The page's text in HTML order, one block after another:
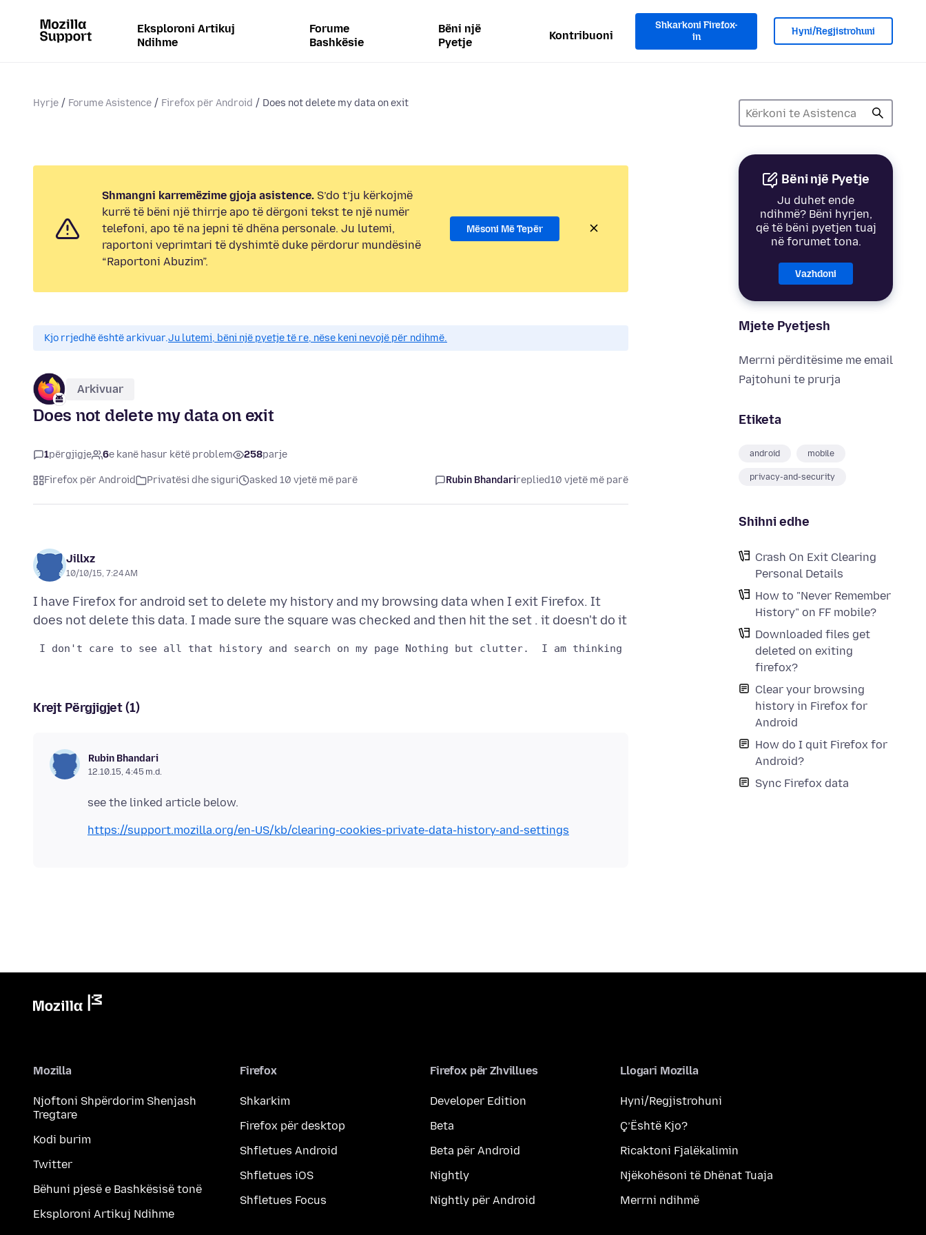
Eksploroni Artikuj
Ndihme
Forume
Bashkësie
Bëni një
Pyetje
Kontribuoni
Shkarkoni Firefox-
in
Hyni/Regjistrohuni
Hyrje Forume Asistence Firefox për Android Does not delete my data on exit
Bëni një Pyetje
Ju duhet ende
ndihmë? Bëni hyrjen,
që të bëni pyetjen tuaj
në forumet tona.
Vazhdoni
Mjete Pyetjesh
Merrni përditësime me email
Pajtohuni te prurja
Etiketa
android mobile
privacy-and-security
Shihni edhe
Crash On Exit Clearing
Personal Details
How to "Never Remember
History" on FF mobile?
Downloaded files get
deleted on exiting
firefox?
Clear your browsing
history in Firefox for
Android
How do I quit Firefox for
Android?
Sync Firefox data
Shmangni karremëzime gjoja asistence. S’do t’ju kërkojmë
kurrë të bëni një thirrje apo të dërgoni tekst te një numër
telefoni, apo të na jepni të dhëna personale. Ju lutemi,
raportoni veprimtari të dyshimtë duke përdorur mundësinë
“Raportoni Abuzim”.
Mësoni Më Tepër
Kjo rrjedhë është arkivuar.Ju lutemi, bëni një pyetje të re, nëse keni nevojë për ndihmë.
Arkivuar
Does not delete my data on exit
1përgjigje 6e kanë hasur këtë problem 258parje
Firefox për Android Privatësi dhe siguri asked 10 vjetë më parë Rubin Bhandarireplied10 vjetë më parë
Jillxz
10/10/15, 7:24 AM
I have Firefox for android set to delete my history and my browsing data when I exit Firefox. It
Krejt Përgjigjet (1)
Rubin Bhandari
12.10.15, 4:45 m.d.
https://support.mozilla.org/en-US/kb/clearing-cookies-private-data-history-and-settings
Mozilla
Njoftoni Shpërdorim Shenjash
Tregtare
Kodi burim
Twitter
Bëhuni pjesë e Bashkësisë tonë
Eksploroni Artikuj Ndihme
Firefox
Shkarkim
Firefox për desktop
Shfletues Android
Shfletues iOS
Shfletues Focus
Firefox për Zhvillues
Developer Edition
Beta
Beta për Android
Nightly
Nightly për Android
Llogari Mozilla
Hyni/Regjistrohuni
Ç’Është Kjo?
Ricaktoni Fjalëkalimin
Njëkohësoni të Dhënat Tuaja
Merrni ndihmë